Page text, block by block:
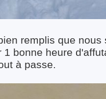
remplis que nous
1 bonne heure
à passe.